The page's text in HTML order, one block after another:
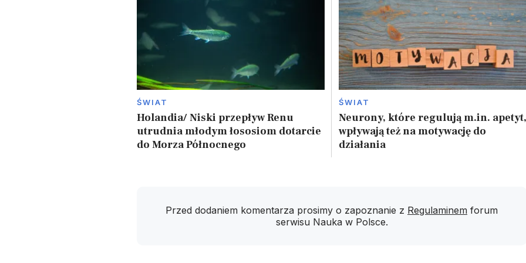
ŚWIAT
Holandia/ Niski przepływ Renu
utrudnia młodym łososiom dotarcie
do Morza Północnego
ŚWIAT
Neurony, które regulują m.in. apetyt,
wpływają też na motywację do
działania
Przed dodaniem komentarza prosimy o zapoznanie z Regulaminem forum
serwisu Nauka w Polsce.